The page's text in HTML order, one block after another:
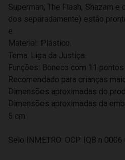
Superman, The Flash, Shazam
dos separadamente) estão
e.
Material: Plástico.
Tema: Liga da Justiça.
Funções: Boneco com 11
Recomendado para crianças
Dimensões aproximadas do
Dimensões aproximadas da
5 cm.
Selo INMETRO: OCP IQB n